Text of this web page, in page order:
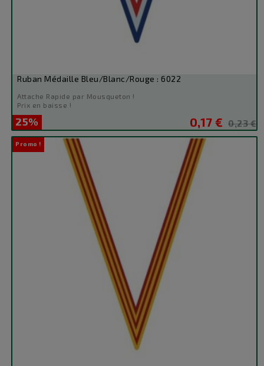
25%
Ruban Médaille Bleu/Blanc/Rouge : 6022
Attache Rapide par Mousqueton !
Prix en baisse !
Prix
0,17 € Prix
de
0,23 €
Promo !